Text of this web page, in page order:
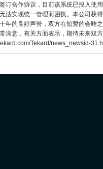
订合作协议，目前该系统已投入使
法实现统一管理而困扰。本公司获
年的良好声誉，双方在短暂的会晤
满意，有关方面表示，期待未来双方
Tekard/news_newsid-